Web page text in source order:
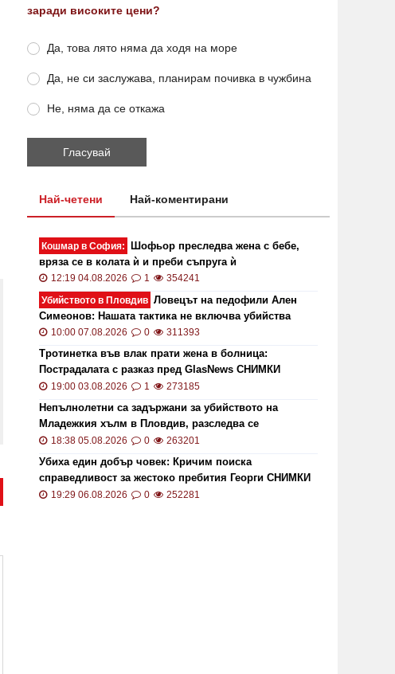
заради високите цени?
Да, това лято няма да ходя на море
Да, не си заслужава, планирам почивка в чужбина
Не, няма да се откажа
Най-четени Най-коментирани
Кошмар в София:
Шофьор преследва жена с бебе,
вряза се в колата ѝ и преби съпруга ѝ
12:19 04.08.2026 1
354241
Убийството в Пловдив Ловецът на педофили Ален
Симеонов: Нашата тактика не включва убийства
10:00 07.08.2026 0 311393
Тротинетка във влак прати жена в болница:
Пострадалата с разказ пред GlasNews СНИМКИ
19:00 03.08.2026 1 273185
Непълнолетни са задържани за убийството на
Младежкия хълм в Пловдив, разследва се
хомофобски мотив
18:38 05.08.2026 0 263201
Убиха един добър човек: Кричим поиска
справедливост за жестоко пребития Георги СНИМКИ
и ВИДЕО
19:29 06.08.2026 0 252281